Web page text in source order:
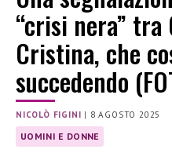
“crisi nera” tra
Cristina, che
succedendo
NICOLÒ FIGINI | 8 AGOSTO 2025
UOMINI E DONNE